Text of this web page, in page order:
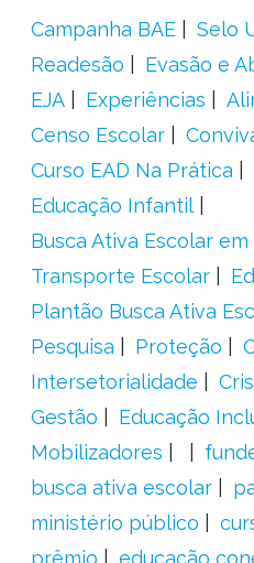
Campanha BAE Selo
Readesão
Evasão e
EJA
Experiências
Censo Escolar
Curso EAD Na Prática
Educação Infantil
Busca Ativa Escolar em
Transporte Escolar
Plantão Busca Ativa
Pesquisa
Proteção
Intersetorialidade
Gestão
Educação
Mobilizadores
busca ativa escolar
ministério público
prêmio
educação